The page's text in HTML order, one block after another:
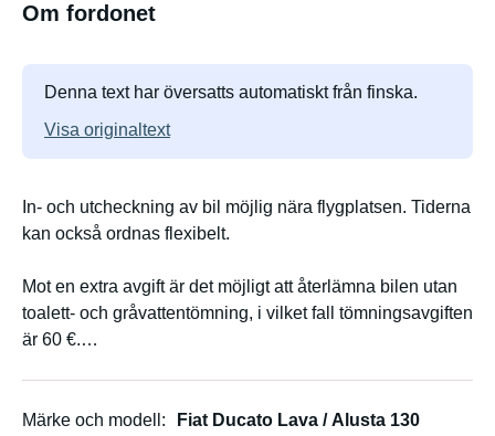
Om fordonet
Denna text har översatts automatiskt från finska.
Visa originaltext
In- och utcheckning av bil möjlig nära flygplatsen. Tiderna
kan också ordnas flexibelt.
Mot en extra avgift är det möjligt att återlämna bilen utan
toalett- och gråvattentömning, i vilket fall tömningsavgiften
är 60 €.
handdukar 5 €/person.
Märke och modell
Fiat Ducato Lava / Alusta 130